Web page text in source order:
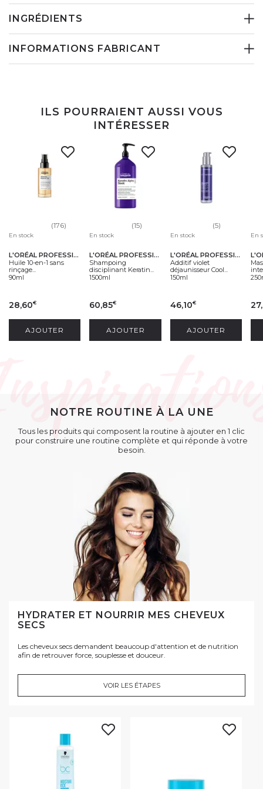
INGRÉDIENTS
INFORMATIONS FABRICANT
ILS POURRAIENT AUSSI VOUS
INTÉRESSER
(176)
En stock
L'ORÉAL PROFESSIONNEL
Huile 10-en-1 sans
rinçage...
90ml
28,60€
AJOUTER
(15)
En stock
L'ORÉAL PROFESSIONNEL
Shampoing
disciplinant Keratin...
1500ml
60,85€
AJOUTER
(5)
En stock
L'ORÉAL PROFESSIONNEL
Additif violet
déjaunisseur Cool...
150ml
46,10€
AJOUTER
En
NOTRE ROUTINE À LA UNE
Tous les produits qui composent la routine à ajouter en 1 clic
pour construire une routine complète et qui réponde à votre
besoin.
HYDRATER ET NOURRIR MES CHEVEUX
SECS
Les cheveux secs demandent beaucoup d'attention et de nutrition
afin de retrouver force, souplesse et douceur.
VOIR LES ÉTAPES